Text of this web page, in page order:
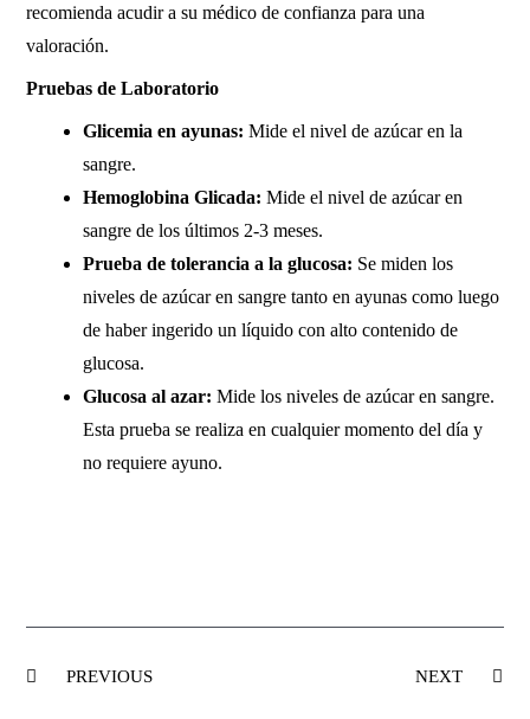
recomienda acudir a su médico de confianza para una
valoración.
Pruebas de Laboratorio
Glicemia en ayunas: Mide el nivel de azúcar en la
sangre.
Hemoglobina Glicada: Mide el nivel de azúcar en
sangre de los últimos 2-3 meses.
Prueba de tolerancia a la glucosa: Se miden los
niveles de azúcar en sangre tanto en ayunas como luego
de haber ingerido un líquido con alto contenido de
glucosa.
Glucosa al azar:Mide los niveles de azúcar en sangre.
Esta prueba se realiza en cualquier momento del día y
no requiere ayuno.
PREVIOUS NEXT